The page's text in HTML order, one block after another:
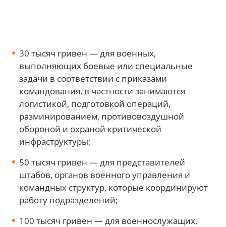
30 тысяч гривен — для военных,
выполняющих боевые или специальные
задачи в соответствии с приказами
командования, в частности занимаются
логистикой, подготовкой операций,
разминированием, противовоздушной
обороной и охраной критической
инфраструктуры;
50 тысяч гривен — для представителей
штабов, органов военного управления и
командных структур, которые координируют
работу подразделений;
100 тысяч гривен — для военнослужащих,